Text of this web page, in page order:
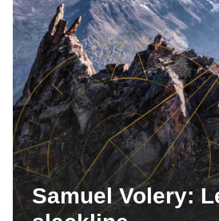
Samuel Volery: